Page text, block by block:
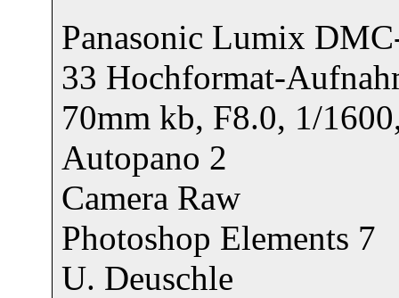
Panasonic Lumix
33 Hochformat-
70mm kb, F8.0, 1/
Autopano 2
Camera Raw
Photoshop Elements 7
U. Deuschle